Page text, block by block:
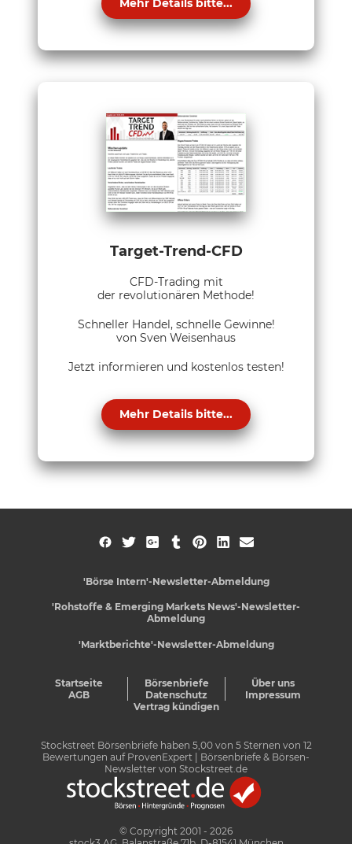
Mehr Details bitte...
Target-Trend-CFD
CFD-Trading mit
der revolutionären Methode!
Schneller Handel, schnelle Gewinne!
von Sven Weisenhaus
Jetzt informieren und kostenlos testen!
Mehr Details bitte...
'Börse Intern'-Newsletter-Abmeldung
'Rohstoffe & Emerging Markets News'-Newsletter-
Abmeldung
'Marktberichte'-Newsletter-Abmeldung
Startseite Börsenbriefe
Über uns
AGB
Datenschutz
Impressum
Vertrag kündigen
Stockstreet Börsenbriefe haben 5,00von 5Sternen von 12
Bewertungen auf ProvenExpert
| Börsenbriefe & Börsen-
Newsletter von Stockstreet.de
© Copyright 2001 - 2026